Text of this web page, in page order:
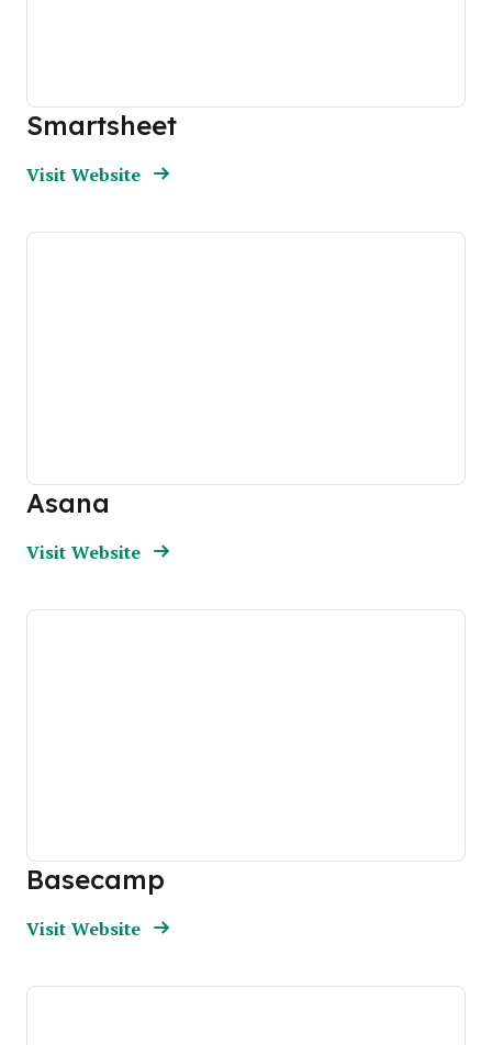
Smartsheet
Visit WebsiteOpens New Window
Asana
Visit WebsiteOpens New Window
Basecamp
Visit WebsiteOpens New Window